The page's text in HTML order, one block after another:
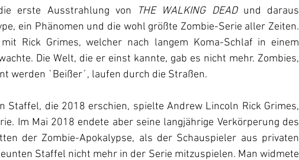
erste Ausstrahlung von THE WALKING DEAD und daraus
ein Phänomen und die wohl größte Zombie-Serie aller Zeiten.
Rick Grimes, welcher nach langem Koma-Schlaf in einem
Die Welt, die er einst kannte, gab es nicht mehr. Zombies,
werden `Beißer´, laufen durch die Straßen.
Staffel, die 2018 erschien, spielte Andrew Lincoln Rick Grimes,
Im Mai 2018 endete aber seine langjährige Verkörperung des
der Zombie-Apokalypse, als der Schauspieler aus privaten
Staffel nicht mehr in der Serie mitzuspielen. Man widmete